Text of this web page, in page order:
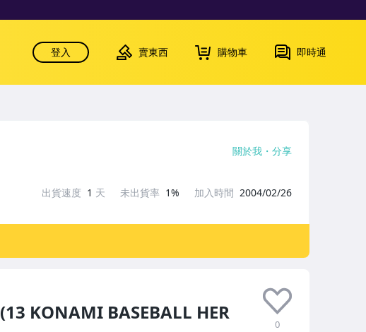
登入 賣東西 購物車 即時通
KONAMI BASEBALL HER
0
關於我 分享
出貨速度 1 天 未出貨率 1% 加入時間 2004/02/26